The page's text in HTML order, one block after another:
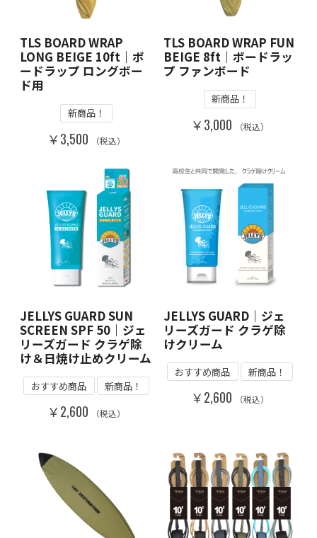
TLS BOARD WRAP
LONG BEIGE 10ft｜ボ
ードラップ ロングボー
ド用
新商品！
￥3,500 （税込）
TLS BOARD WRAP FUN
BEIGE 8ft｜ボードラッ
プ ファンボード
新商品！
￥3,000 （税込）
JELLYS GUARD SUN
SCREEN SPF 50｜ジェ
リーズガード クラゲ除
け＆日焼け止めクリーム
おすすめ商品 新商品！
￥2,600 （税込）
JELLYS GUARD｜ジェ
リーズガード クラゲ除
けクリーム
おすすめ商品 新商品！
￥2,600 （税込）